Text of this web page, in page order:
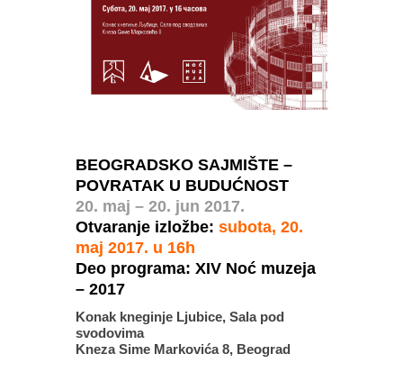
BEOGRADSKO SAJMIŠTE –
POVRATAK U BUDUĆNOST
20. maj – 20. jun 2017.
Otvaranje izložbe: subota, 20.
maj 2017. u 16h
Deo programa: XIV Noć muzeja
– 2017
Konak kneginje Ljubice, Sala pod
svodovima
Kneza Sime Markovića 8, Beograd